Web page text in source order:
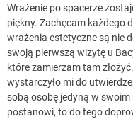
Wrażenie po spacerze
piękny. Zachęcam każdego
wrażenia estetyczne są nie
swoją pierwszą wizytę u
które zamierzam tam
wystarczyło mi do
sobą osobę jedyną w
postanowi, to do tego